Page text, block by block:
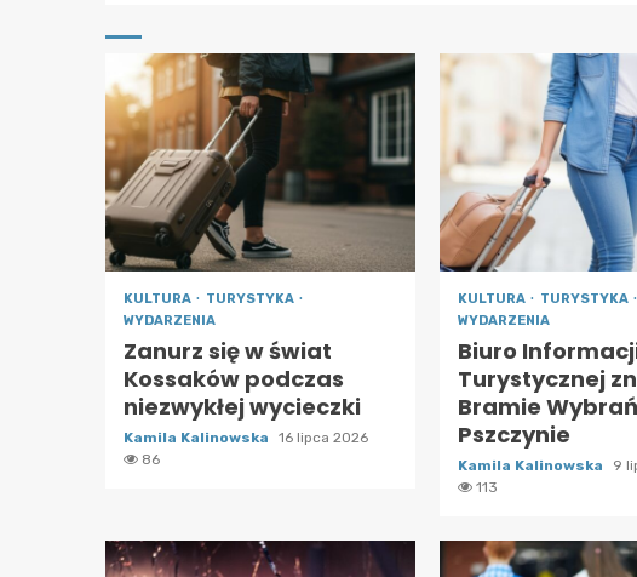
KULTURA
TURYSTYKA
WYDARZENIA
Zanurz się w świat
Kossaków podczas
niezwykłej wycieczki
Kamila Kalinowska
16 lipca 2026
86
KULTURA
TURYSTYKA
WYDARZENIA
Biuro
Turystycznej
Bramie
Pszczynie
Kamila Kalinowska
9
113